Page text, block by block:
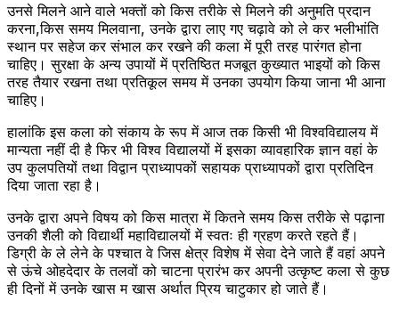
उनसे मिलने आने वाले भक्तों को किस तरीके से मिलने की अनुमति प्रदान
करना,किस समय मिलवाना, उनके द्वारा लाए गए चढ़ावे को ले कर भलीभांति
स्थान पर सहेज कर संभाल कर रखने की कला में पूरी तरह पारंगत होना
चाहिए। सुरक्षा के अन्य उपायों में प्रतिष्ठित मजबूत कुख्यात भाइयों को किस
तरह तैयार रखना तथा प्रतिकूल समय में उनका उपयोग किया जाना भी आना
चाहिए।
हालांकि इस कला को संकाय के रूप में आज तक किसी भी विश्वविद्यालय में
मान्यता नहीं दी है फिर भी विश्व विद्यालयों में इसका व्यावहारिक ज्ञान वहां के
उप कुलपतियों तथा विद्वान प्राध्यापकों सहायक प्राध्यापकों द्वारा प्रतिदिन
दिया जाता रहा है।
उनके द्वारा अपने विषय को किस मात्रा में कितने समय किस तरीके से पढ़ाना
उनकी शैली को विद्यार्थी महाविद्यालयों में स्वतः ही ग्रहण करते रहते हैं।
डिग्री के ले लेने के पश्चात वे जिस क्षेत्र विशेष में सेवा देने जाते हैं वहां अपने
से ऊंचे ओहदेदार के तलवों को चाटना प्रारंभ कर अपनी उत्कृष्ट कला से कुछ
ही दिनों में उनके खास म खास अर्थात प्रिय चाटुकार हो जाते हैं।